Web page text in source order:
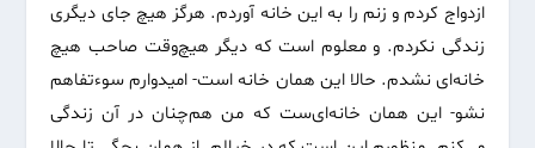
ازدواج کردم و زنم را به این خانه آوردم. هرگز هیچ جای دیگری
زندگی نکردم. و معلوم است که دیگر هیچ‌وقت صاحب هیچ
خانه‌ای نشدم. حالا این همان خانه است- امیدوارم سوءتفاهم
نشو- این همان خانه‌ای‌ست که من هم‌چنان در آن زندگی